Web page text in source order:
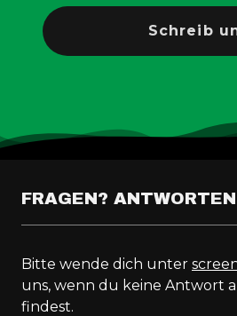
Schreib
FRAGEN?
Bitte wende dich unter
uns, wenn du keine Antwort
findest.